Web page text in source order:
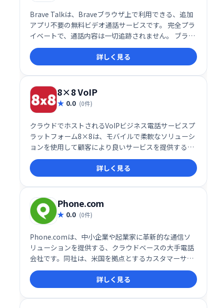
Brave Talkは、Braveブラウザ上で利用できる、追加
アプリ不要の無料ビデオ通話サービスです。 完全プラ
イベートで、通話内容は一切追跡されません。 ブラウ
ザだけで手軽に、安心してビデオ通話をお楽しみくだ
さい。
詳しく見る
8×8 VoIP
0.0 (0件)
クラウドでホストされるVoIPビジネス電話サービスプ
ラットフォーム8×8は、モバイルで柔軟なソリューシ
ョンを使用して顧客により良いサービスを提供するの
に役立ち、いつでもどこでもビジネスを行うことがで
きます。
詳しく見る
Phone.com
0.0 (0件)
Phone.comは、中小企業や起業家に革新的な通信ソ
リューションを提供する、クラウドベースの大手電話
会社です。同社は、米国を拠点とするカスタマーサポ
ートをアメリカ全土の25,000を超える顧客に提供して
います。
詳しく見る